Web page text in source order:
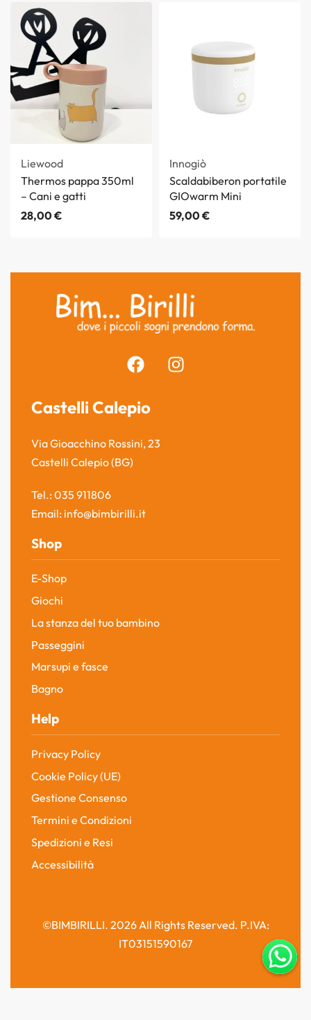
Liewood
Thermos pappa 350ml
– Cani e gatti
28,00€
Innogiò
Scaldabiberon portatile
GIOwarm Mini
59,00€
Castelli Calepio
Via Gioacchino Rossini, 23
Castelli Calepio (BG)
Tel.: 035 911806
Email: info@bimbirilli.it
Shop
E-Shop
Giochi
La stanza del tuo bambino
Passeggini
Marsupi e fasce
Bagno
Help
Privacy Policy
Cookie Policy (UE)
Gestione Consenso
Termini e Condizioni
Spedizioni e Resi
Accessibilità
©BIMBIRILLI. 2026 All Rights Reserved. P.IVA:
IT03151590167